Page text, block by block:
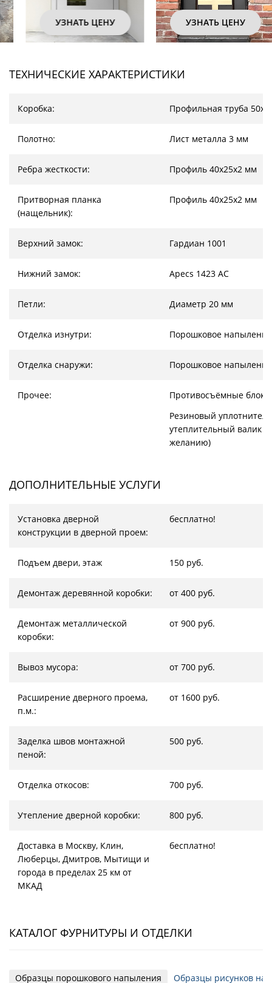
УЗНАТЬ ЦЕНУ УЗНАТЬ ЦЕНУ
ТЕХНИЧЕСКИЕ ХАРАКТЕРИСТИКИ
Коробка: Профильная труба
Полотно: Лист металла 3 мм
Ребра жесткости: Профиль 40х25х2 мм
Притворная планка
(нащельник):
Профиль 40х25х2 мм
Верхний замок: Гардиан 1001
Нижний замок: Apecs 1423 AC
Петли: Диаметр 20 мм
Отделка изнутри: Порошковое напыление
Отделка снаружи: Порошковое напыление
Прочее:
Противосъёмные
Резиновый
утеплительный валик
желанию)
ДОПОЛНИТЕЛЬНЫЕ УСЛУГИ
Установка дверной
конструкции в дверной проем:
бесплатно!
Подъем двери, этаж 150 руб.
Демонтаж деревянной коробки: от 400 руб.
Демонтаж металлической
коробки:
от 900 руб.
Вывоз мусора: от 700 руб.
Расширение дверного проема,
п.м.:
от 1600 руб.
Заделка швов монтажной
пеной:
500 руб.
Отделка откосов: 700 руб.
Утепление дверной коробки: 800 руб.
Доставка в Москву, Клин,
Люберцы, Дмитров, Мытищи и
города в пределах 25 км от
МКАД
бесплатно!
КАТАЛОГ ФУРНИТУРЫ И ОТДЕЛКИ
Образцы порошкового напыления Образцы рисунков на